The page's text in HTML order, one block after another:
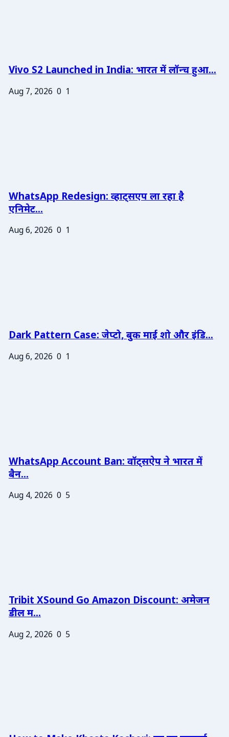
Vivo S2 Launched in India: भारत में लॉन्च हुआ...
Aug 7, 2026 0 1
WhatsApp Redesign: व्हाट्सएप ला रहा है
एनिमेट...
Aug 6, 2026 0 1
Dark Pattern Case: जेप्टो, बुक माई शो और इंडि...
Aug 6, 2026 0 1
WhatsApp Account Ban: वॉट्सऐप ने भारत में
बैन...
Aug 4, 2026 0 5
Tribit XSound Go Amazon Discount: अमेजन
डील म...
Aug 2, 2026 0 5